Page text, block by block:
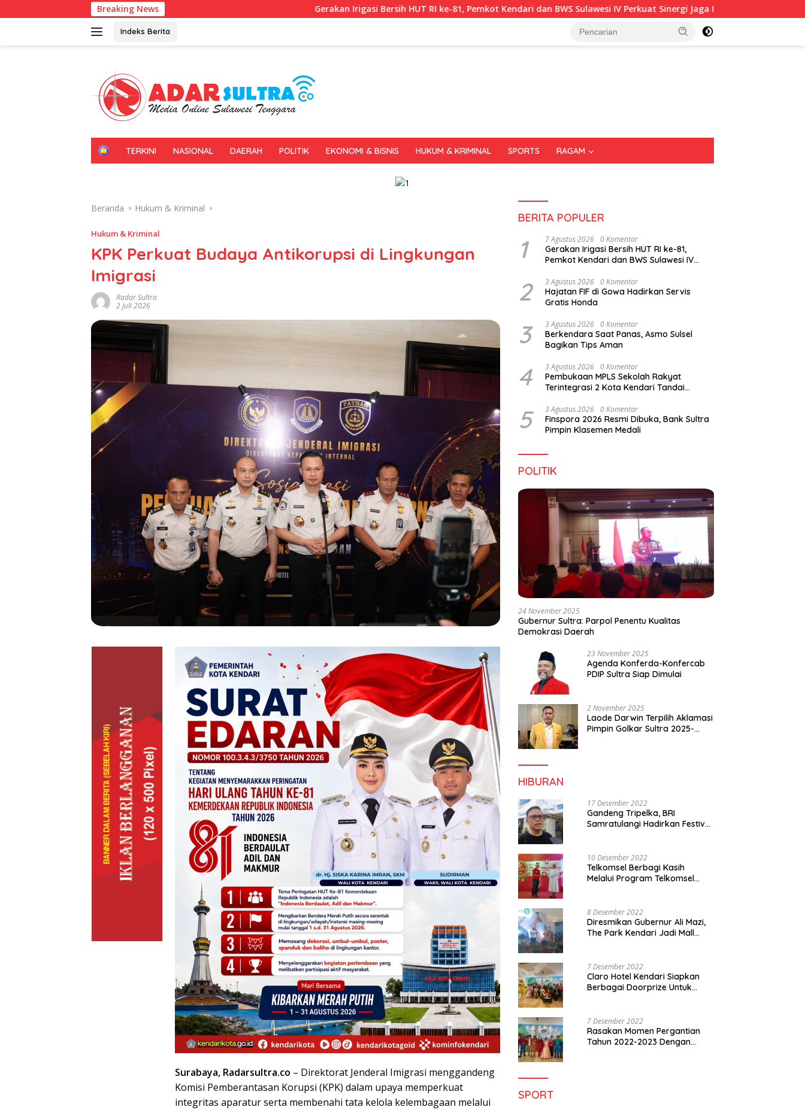
ke
Breaking News Gerakan Irigasi Bersih HUT RI ke-81, Pemkot Kendari dan BWS Sulawesi IV Perkuat Sinergi Jaga Irigasi Amohalo
Indeks Berita
H
TERKINI NASIONAL DAERAH POLITIK EKONOMI & BISNIS HUKUM & KRIMINAL SPORTS RAGAM
Beranda Hukum & Kriminal
Hukum & Kriminal
KPK Perkuat Budaya Antikorupsi di Lingkungan
Imigrasi
Radar Sultra
2 Juli 2026
Surabaya, Radarsultra.co – Direktorat Jenderal Imigrasi menggandeng
Komisi Pemberantasan Korupsi (KPK) dalam upaya memperkuat
integritas aparatur serta membenahi tata kelola kelembagaan melalui
BERITA POPULER
1 7 Agustus 2026 0 Komentar
Gerakan Irigasi Bersih HUT RI ke-81,
Pemkot Kendari dan BWS Sulawesi IV
2 3 Agustus 2026 0 Komentar
Hajatan FIF di Gowa Hadirkan Servis
Gratis Honda
3 3 Agustus 2026 0 Komentar
Berkendara Saat Panas, Asmo Sulsel
Bagikan Tips Aman
4 3 Agustus 2026 0 Komentar
Pembukaan MPLS Sekolah Rakyat
Terintegrasi 2 Kota Kendari Tandai
5 3 Agustus 2026 0 Komentar
Finspora 2026 Resmi Dibuka, Bank Sultra
Pimpin Klasemen Medali
POLITIK
24 November 2025
Gubernur Sultra: Parpol Penentu Kualitas
Demokrasi Daerah
23 November 2025
Agenda Konferda-Konfercab
PDIP Sultra Siap Dimulai
2 November 2025
Laode Darwin Terpilih Aklamasi
Pimpin Golkar Sultra 2025-
HIBURAN
17 Desember 2022
Gandeng Tripelka, BRI
Samratulangi Hadirkan Festival
10 Desember 2022
Telkomsel Berbagi Kasih
Melalui Program Telkomsel
8 Desember 2022
Diresmikan Gubernur Ali Mazi,
The Park Kendari Jadi Mall
7 Desember 2022
Claro Hotel Kendari Siapkan
Berbagai Doorprize Untuk
7 Desember 2022
Rasakan Momen Pergantian
Tahun 2022-2023 Dengan
SPORT